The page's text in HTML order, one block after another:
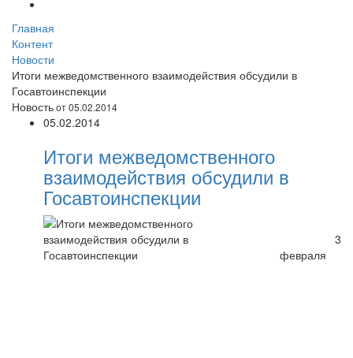
Главная
Контент
Новости
Итоги межведомственного взаимодействия обсудили в
Госавтоинспекции
Новостьот 05.02.2014
05.02.2014
Итоги межведомственного
взаимодействия обсудили в
Госавтоинспекции
3
февраля